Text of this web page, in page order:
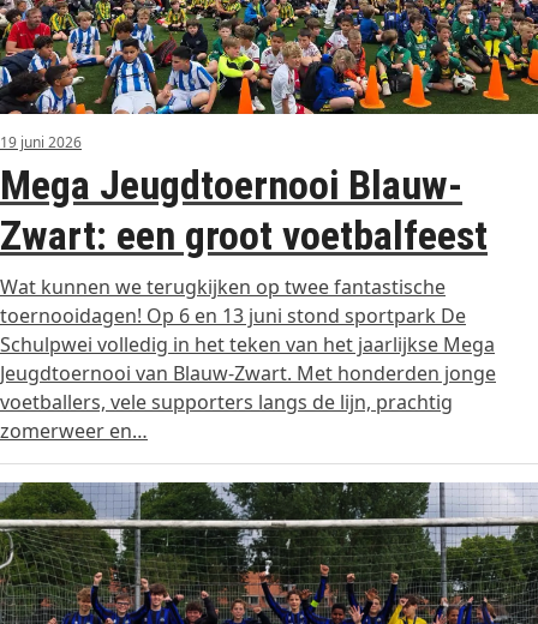
19 juni 2026
Mega Jeugdtoernooi Blauw-
Zwart: een groot voetbalfeest
Wat kunnen we terugkijken op twee fantastische
toernooidagen! Op 6 en 13 juni stond sportpark De
Schulpwei volledig in het teken van het jaarlijkse Mega
Jeugdtoernooi van Blauw-Zwart. Met honderden jonge
voetballers, vele supporters langs de lijn, prachtig
zomerweer en…